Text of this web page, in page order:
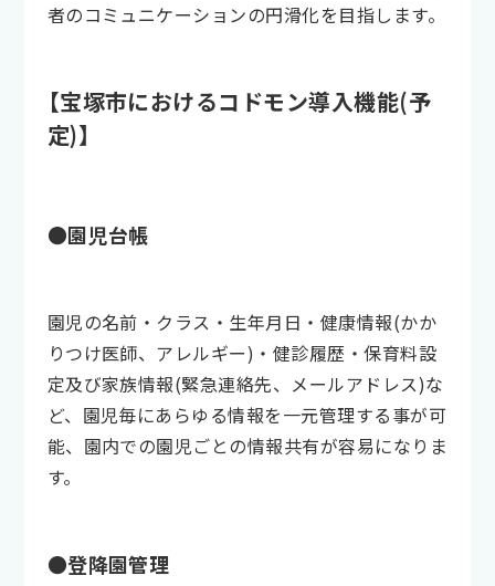
者のコミュニケーションの円滑化を目指します。
【宝塚市におけるコドモン導入機能(予
定)】
●園児台帳
園児の名前・クラス・生年月日・健康情報(かか
りつけ医師、アレルギー)・健診履歴・保育料設
定及び家族情報(緊急連絡先、メールアドレス)な
ど、園児毎にあらゆる情報を一元管理する事が可
能、園内での園児ごとの情報共有が容易になりま
す。
●登降園管理